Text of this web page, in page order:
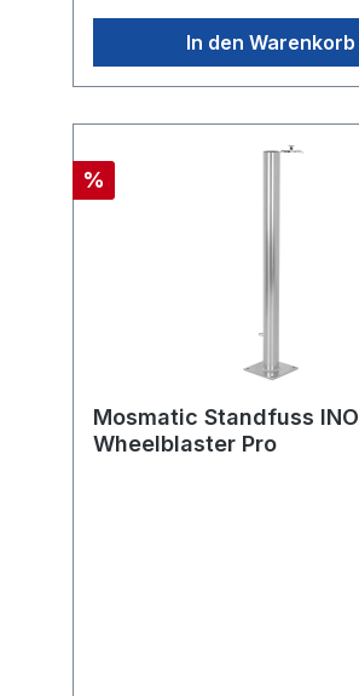
In den Warenkorb
%
Mosmatic Standfuss
Wheelblaster Pro